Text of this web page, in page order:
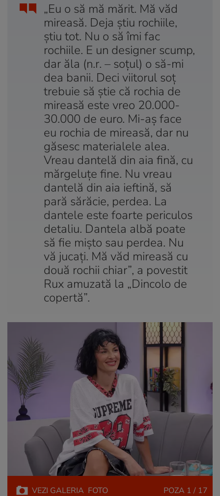
„Eu o să mă mărit. Mă văd
mireasă. Deja știu rochiile,
știu tot. Nu o să îmi fac
rochiile. E un designer scump,
dar ăla (n.r. – soțul) o să-mi
dea banii. Deci viitorul soț
trebuie să știe că rochia de
mireasă este vreo 20.000-
30.000 de euro. Mi-aș face
eu rochia de mireasă, dar nu
găsesc materialele alea.
Vreau dantelă din aia fină, cu
mărgeluțe fine. Nu vreau
dantelă din aia ieftină, să
pară sărăcie, perdea. La
dantele este foarte periculos
detaliu. Dantela albă poate
să fie mișto sau perdea. Nu
vă jucați. Mă văd mireasă cu
două rochii chiar”, a povestit
Rux amuzată la „Dincolo de
copertă”.
VEZI GALERIA FOTO POZA 1 / 17